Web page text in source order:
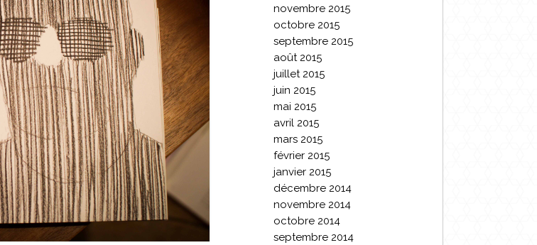
novembre 2015
octobre 2015
septembre 2015
août 2015
juillet 2015
juin 2015
mai 2015
avril 2015
mars 2015
février 2015
janvier 2015
décembre 2014
novembre 2014
octobre 2014
septembre 2014